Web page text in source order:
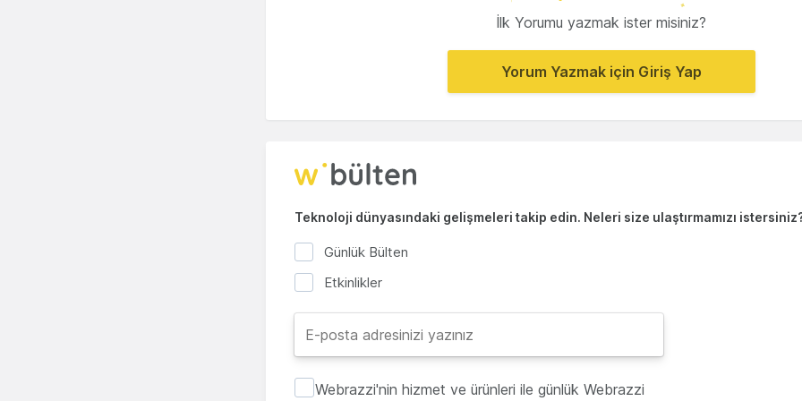
İlk Yorumu yazmak ister misiniz?
Yorum Yazmak için Giriş Yap
Teknoloji dünyasındaki gelişmeleri takip edin. Neleri size ulaştırmamızı
Günlük Bülten
Etkinlikler
Webrazzi'nin hizmet ve ürünleri ile günlük Webrazzi